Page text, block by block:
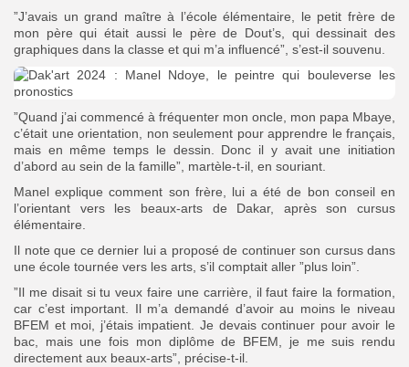
”J’avais un grand maître à l’école élémentaire, le petit frère de
mon père qui était aussi le père de Dout’s, qui dessinait des
graphiques dans la classe et qui m’a influencé”, s’est-il souvenu.
”Quand j’ai commencé à fréquenter mon oncle, mon papa Mbaye,
c’était une orientation, non seulement pour apprendre le français,
mais en même temps le dessin. Donc il y avait une initiation
d’abord au sein de la famille”, martèle-t-il, en souriant.
Manel explique comment son frère, lui a été de bon conseil en
l’orientant vers les beaux-arts de Dakar, après son cursus
élémentaire.
Il note que ce dernier lui a proposé de continuer son cursus dans
une école tournée vers les arts, s’il comptait aller ”plus loin”.
”Il me disait si tu veux faire une carrière, il faut faire la formation,
car c’est important. Il m’a demandé d’avoir au moins le niveau
BFEM et moi, j’étais impatient. Je devais continuer pour avoir le
bac, mais une fois mon diplôme de BFEM, je me suis rendu
directement aux beaux-arts”, précise-t-il.